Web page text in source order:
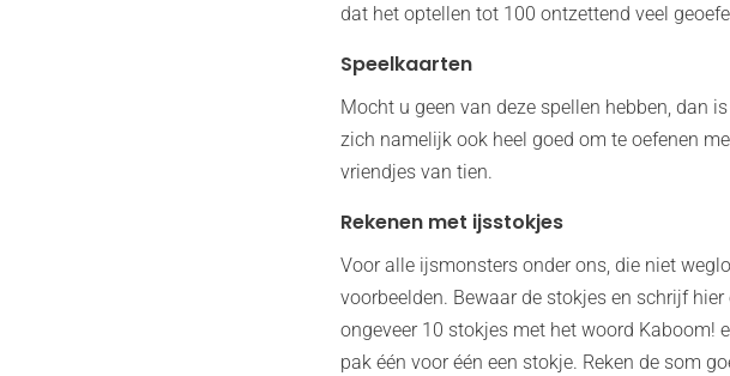
dat het optellen tot 100 ontzettend veel
Speelkaarten
Mocht u geen van deze spellen hebben, dan
zich namelijk ook heel goed om te oefenen
vriendjes van tien.
Rekenen met ijsstokjes
Voor alle ijsmonsters onder ons, die niet
voorbeelden. Bewaar de stokjes en schrijf
ongeveer 10 stokjes met het woord Kaboom!
pak één voor één een stokje. Reken de som